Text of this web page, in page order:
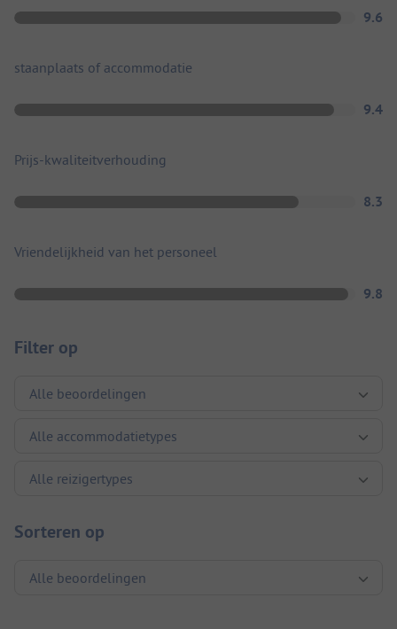
9.6
staanplaats of accommodatie
9.4
Prijs-kwaliteitverhouding
8.3
Vriendelijkheid van het personeel
9.8
Filter op
Sorteren op